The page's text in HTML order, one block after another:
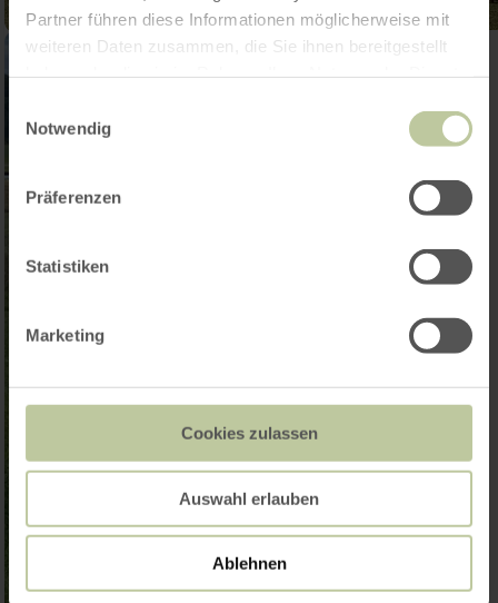
Partner führen diese Informationen möglicherweise mit
weiteren Daten zusammen, die Sie ihnen bereitgestellt
Notwendig
Präferenzen
Statistiken
Marketing
Cookies zulassen
Auswahl erlauben
Ablehnen